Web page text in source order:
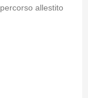
allestito